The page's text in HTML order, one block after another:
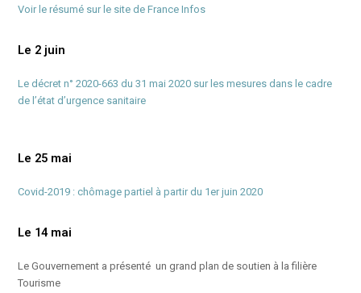
Voir le résumé sur le site de France Infos
Le 2 juin
Le décret n° 2020-663 du 31 mai 2020 sur les mesures dans le cadre
de l’état d’urgence sanitaire
Le 25 mai
Covid-2019 : chômage partiel à partir du 1er juin 2020
Le 14 mai
Le Gouvernement a présenté un grand plan de soutien à la filière
Tourisme